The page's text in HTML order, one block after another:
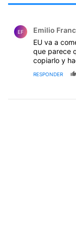
EF Emilio
EU va a
que parece
copiarlo y
RESPONDER